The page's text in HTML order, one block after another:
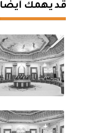
قد يهمك أيضا